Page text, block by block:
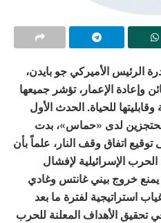
الرئيس الأميركي جو بايدن،
وإعادة الإعمار، تؤشر جميعها
للحياة. الحدث الأول
لدى «حماس»، بدت
توقيع اتفاق وقف النار، علماً بأن
الإسرائيلية لإفشال
يمنع خروج بيني غانتس وغادي
استراتيجية لفترة ما بعد
تحقيق الأهداف المعلنة للحرب